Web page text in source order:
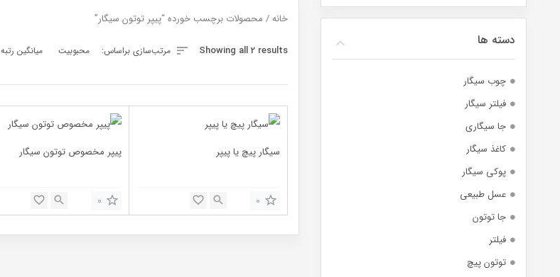
خانه/ محصولات برچسب خورده “پیپر توتون سیگار”
Showing all 2 results
Sortedمرتب‌سازی براساس: محبوبیت میانگین رتبه
سیگار پیچ یا پیپر
0
پیپر مخصوص توتون سیگار
0
دسته ها
چوب سیگار
فیلتر سیگار
جا سیگاری
کاغذ سیگار
پوکی سیگار
عسل طبیعی
جا توتون
فیلتر
توتون پیچ